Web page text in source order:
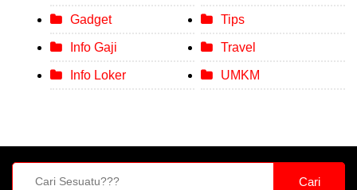
Gadget
Info Gaji
Info Loker
Tips
Travel
UMKM
Cari